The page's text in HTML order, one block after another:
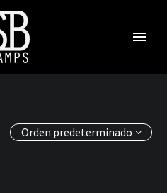
Orden predeterminado